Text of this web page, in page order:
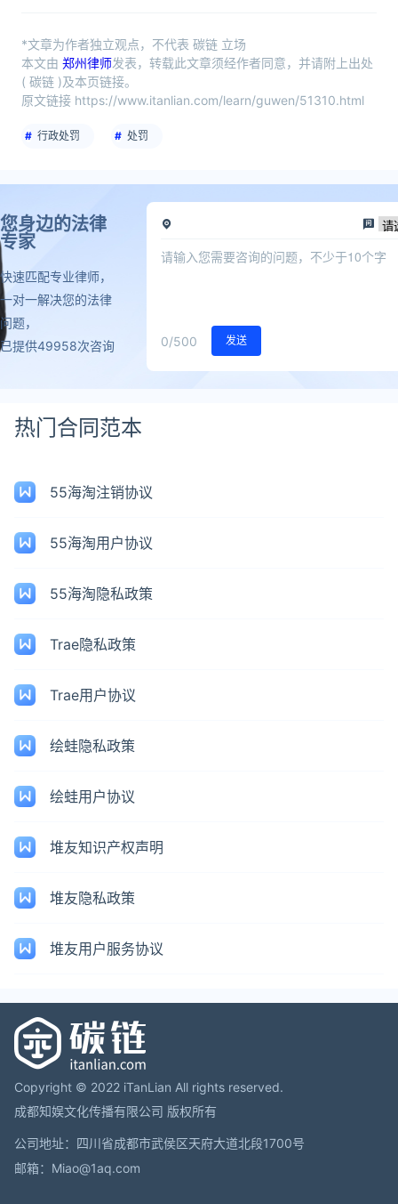
*文章为作者独立观点，不代表 碳链 立场
本文由 郑州律师发表，转载此文章须经作者同意，并请附上出处
( 碳链 )及本页链接。
原文链接 https://www.itanlian.com/learn/guwen/51310.html
行政处罚 处罚
您身边的法律
专家
快速匹配专业律师，
一对一解决您的法律
问题，
已提供49958次咨询
0/500 发送
热门合同范本
55海淘注销协议
55海淘用户协议
55海淘隐私政策
Trae隐私政策
Trae用户协议
绘蛙隐私政策
绘蛙用户协议
堆友知识产权声明
堆友隐私政策
堆友用户服务协议
Copyright © 2022 iTanLian All rights reserved.
成都知娱文化传播有限公司 版权所有
公司地址：四川省成都市武侯区天府大道北段1700号
邮箱：Miao@1aq.com